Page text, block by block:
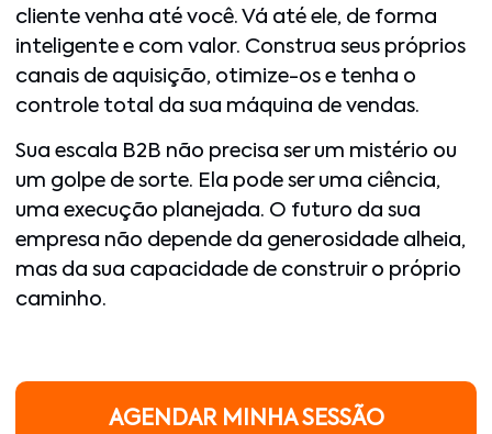
cliente venha até você. Vá até ele, de forma
inteligente e com valor. Construa seus próprios
canais de aquisição, otimize-os e tenha o
controle total da sua máquina de vendas.
Sua escala B2B não precisa ser um mistério ou
um golpe de sorte. Ela pode ser uma ciência,
uma execução planejada. O futuro da sua
empresa não depende da generosidade alheia,
mas da sua capacidade de construir o próprio
caminho.
AGENDAR MINHA SESSÃO